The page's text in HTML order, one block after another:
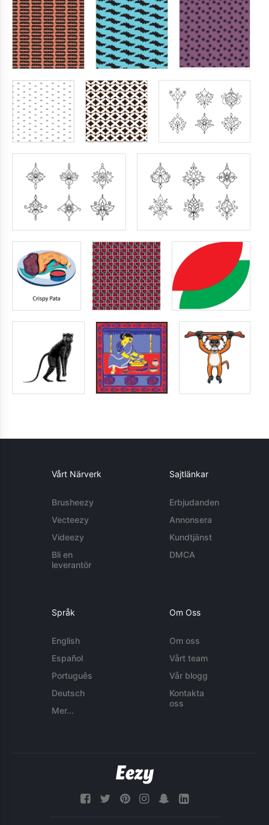
Vårt Närverk
Brusheezy
Vecteezy
Videezy
Bli en
leverantör
Sajtlänkar
Erbjudanden
Annonsera
Kundtjänst
DMCA
Språk
English
Español
Português
Deutsch
Mer...
Om Oss
Om oss
Vårt team
Vår blogg
Kontakta
oss